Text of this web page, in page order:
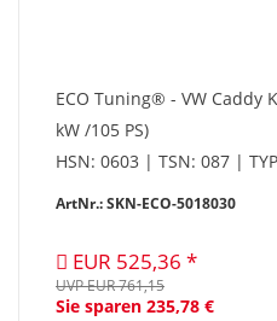
ECO Tuning® - VW Caddy
kW /105 PS)
HSN: 0603 | TSN: 087 |
ArtNr.: SKN-ECO-5018030
EUR 525,36
UVP EUR 761,15
Sie sparen 235,78 €